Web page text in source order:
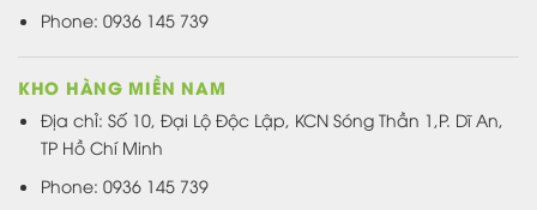
Phone: 0936 145 739
KHO HÀNG MIỀN NAM
Địa chỉ: Số 10, Đại Lộ Độc Lập, KCN Sóng Thần 1,P. Dĩ An,
TP Hồ Chí Minh
Phone: 0936 145 739